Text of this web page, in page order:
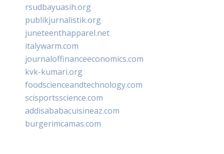
rsudbayuasih.org
publikjurnalistik.org
juneteenthapparel.net
italywarm.com
journaloffinanceeconomics.com
kvk-kumari.org
foodscienceandtechnology.com
scisportsscience.com
addisababacuisineaz.com
burgerimcamas.com